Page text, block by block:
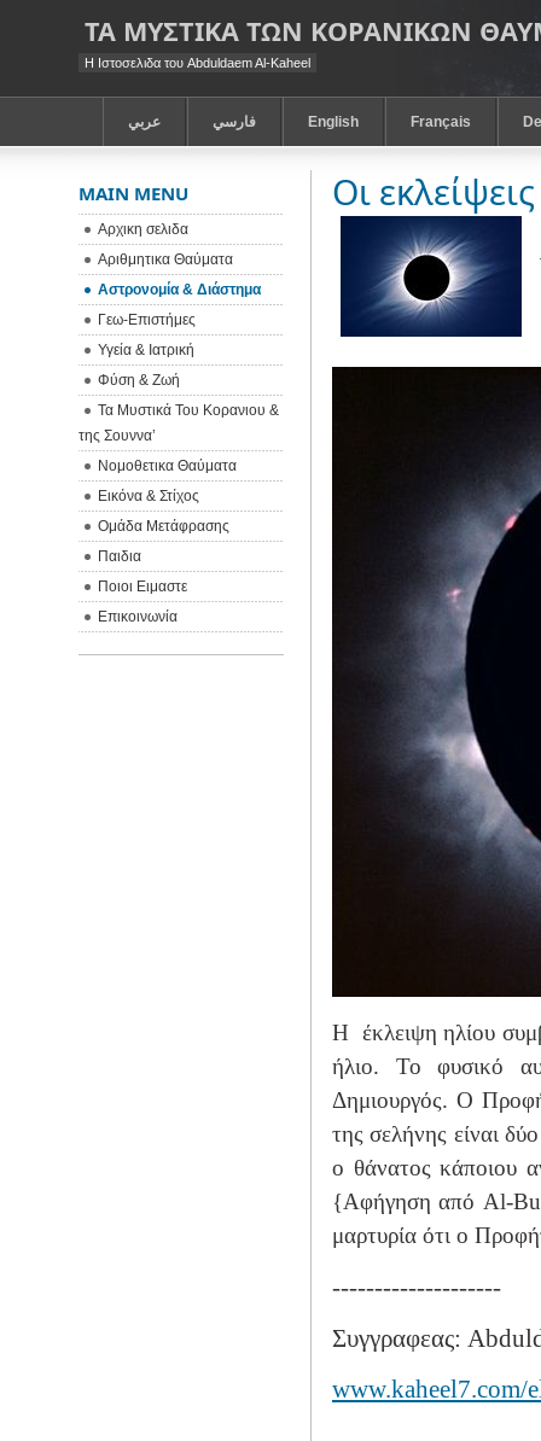
ΤΑ ΜΥΣΤΙΚΑ ΤΩΝ ΚΟΡΑΝΙΚΩΝ
Η Ιστοσελιδα του Abduldaem Al-Kaheel
عربي فارسي English Français
Οι
Η έκλειψη ηλίου
ήλιο. Το φυσικό
Δημιουργός. Ο
της σελήνης είναι
ο θάνατος κάποιου
{Αφήγηση από Al-
μαρτυρία ότι ο
--------------------
Συγγραφεας:
www.kaheel7.com/
MAIN MENU
Αρχικη σελιδα
Αριθμητικα Θαύματα
Αστρονομία & Διάστημα
Γεω-Eπιστήμες
Υγεία & Ιατρική
Φύση & Ζωή
Τα Μυστικά Του Κορανιου &
της Σουννα’
Νομοθετικα Θαύματα
Εικόνα & Στίχος
Ομάδα Μετάφρασης
Παιδια
Ποιοι Ειμαστε
Επικοινωνία